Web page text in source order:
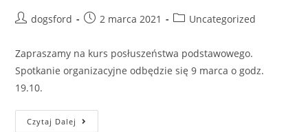
Postdogsford
Post2 marca 2021
PostUncategorized
Zapraszamy na kurs posłuszeństwa podstawowego.
Spotkanie organizacyjne odbędzie się 9 marca o godz.
19.10.
Czytaj Dalej Wiosenny